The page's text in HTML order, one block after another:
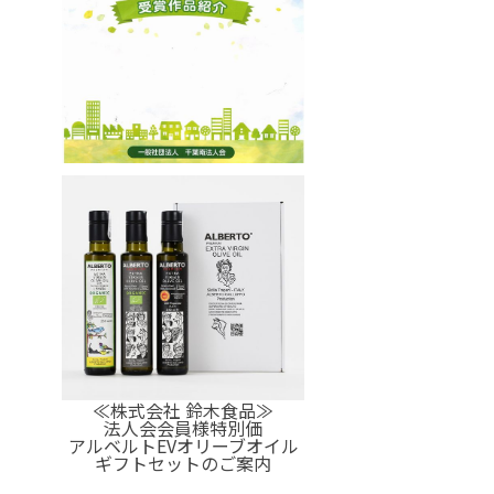
≪株式会社 鈴木食品≫
法人会会員様特別価
アルベルトEVオリーブオイル
ギフトセットのご案内